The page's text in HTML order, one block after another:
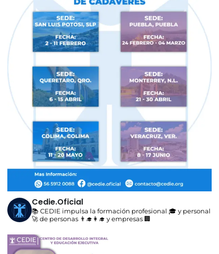
Cedie.oficial
📚 CEDIE impulsa la formación profesional 🎓 y personal
🚀 de personas 👨‍🎓👩‍🎓 y empresas 🏢